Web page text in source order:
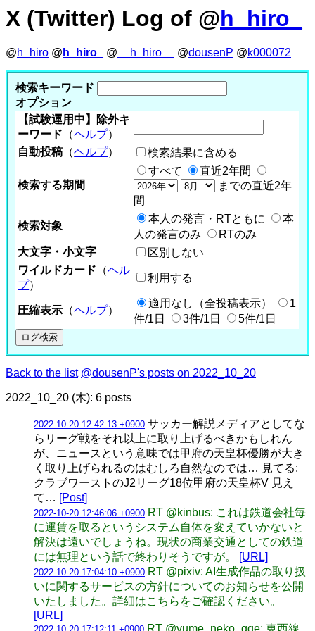
X (Twitter) Log of @h_hiro_
@h_hiro @ h_hiro_ @ __h_hiro__ @dousenP @k000072
検索キーワード
オプション
【試験運用中】除外キ
ーワード （ヘルプ）
自動投稿 （ヘルプ） 検索結果に含める
検索する期間
すべて
直近2年間
までの直近2年
間
検索対象
本人の発言・RTともに
本
人の発言のみ
RTのみ
大文字・小文字
区別しない
ワイルドカード （ヘル
プ）
利用する
圧縮表示 （ヘルプ）
適用なし（全投稿表示）
1
件/1日
3件/1日 5件/1日
Back to the list @dousenP's posts on 2022_10_20
2022_10_20 (木): 6 posts
2022-10-20 12:42:13 +0900 サッカー解説メディアとしてな
らリーグ戦をそれ以上に取り上げるべきかもしれん
が、ニュースという意味では甲府の天皇杯優勝が大き
く取り上げられるのはむしろ自然なのでは… 見てる:
クラブワーストのJ2リーグ18位甲府の天皇杯V 見え
て… [Post]
2022-10-20 12:46:06 +0900 RT @kinbus: これは鉄道会社毎
に運賃を取るというシステム自体を変えていかないと
解決は遠いでしょうね。現状の商業交通としての鉄道
には無理という話で終わりそうですが。
[URL]
2022-10-20 17:04:10 +0900 RT @pixiv: AI生成作品の取り扱
いに関するサービスの方針についてのお知らせを公開
いたしました。詳細はこちらをご確認ください。
[URL]
RT @yume_neko_gge: 東西線